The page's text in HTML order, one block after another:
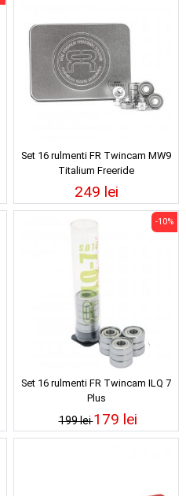
Set 16 rulmenti FR Twincam MW9
Titalium Freeride
249 lei
Set 16 rulmenti FR Twincam ILQ 7
Plus
199 lei
-10%
179 lei